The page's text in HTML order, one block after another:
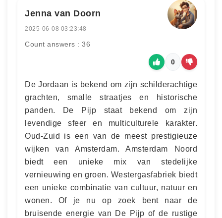
Jenna van Doorn
2025-06-08 03:23:48
Count answers : 36
0
De Jordaan is bekend om zijn schilderachtige
grachten, smalle straatjes en historische
panden. De Pijp staat bekend om zijn
levendige sfeer en multiculturele karakter.
Oud-Zuid is een van de meest prestigieuze
wijken van Amsterdam. Amsterdam Noord
biedt een unieke mix van stedelijke
vernieuwing en groen. Westergasfabriek biedt
een unieke combinatie van cultuur, natuur en
wonen. Of je nu op zoek bent naar de
bruisende energie van De Pijp of de rustige